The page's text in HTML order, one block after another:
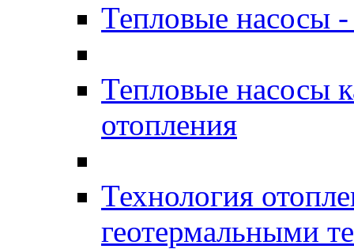
Тепловые насосы -
Тепловые насосы
отопления
Технология
геотермальными